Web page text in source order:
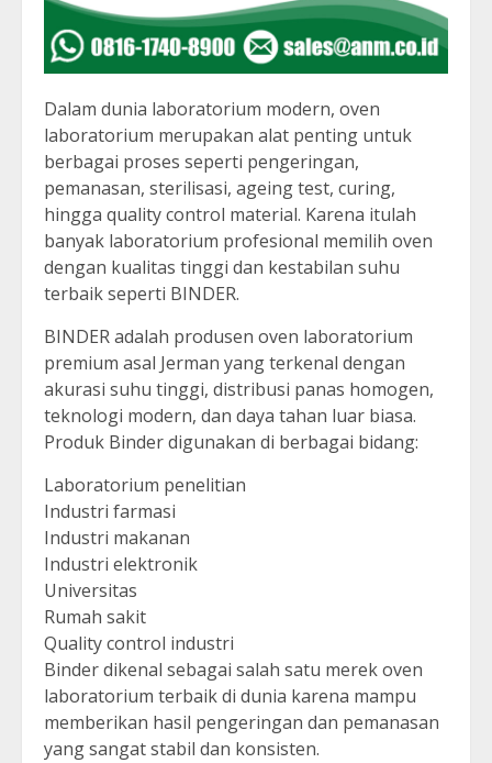
Dalam dunia laboratorium modern, oven
laboratorium merupakan alat penting untuk
berbagai proses seperti pengeringan,
pemanasan, sterilisasi, ageing test, curing,
hingga quality control material. Karena itulah
banyak laboratorium profesional memilih oven
dengan kualitas tinggi dan kestabilan suhu
terbaik seperti BINDER.
BINDER adalah produsen oven laboratorium
premium asal Jerman yang terkenal dengan
akurasi suhu tinggi, distribusi panas homogen,
teknologi modern, dan daya tahan luar biasa.
Produk Binder digunakan di berbagai bidang:
Laboratorium penelitian
Industri farmasi
Industri makanan
Industri elektronik
Universitas
Rumah sakit
Quality control industri
Binder dikenal sebagai salah satu merek oven
laboratorium terbaik di dunia karena mampu
memberikan hasil pengeringan dan pemanasan
yang sangat stabil dan konsisten.